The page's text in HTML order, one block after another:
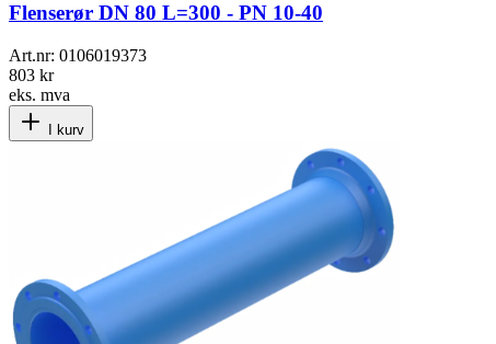
Flenserør DN 80 L=300 - PN 10-40
Art.nr: 0106019373
803 kr
eks. mva
I kurv